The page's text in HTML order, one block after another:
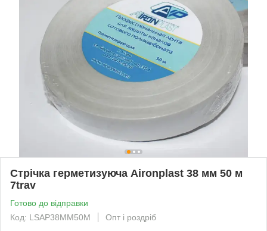
Стрічка герметизуюча Aironplast 38 мм 50 м
7trav
Готово до відправки
Код: LSAP38MM50M
Опт і роздріб